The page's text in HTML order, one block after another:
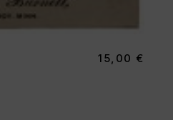
15,00 €